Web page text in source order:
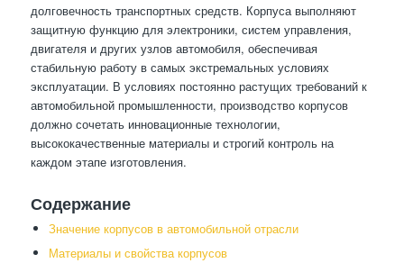
долговечность транспортных средств. Корпуса выполняют
защитную функцию для электроники, систем управления,
двигателя и других узлов автомобиля, обеспечивая
стабильную работу в самых экстремальных условиях
эксплуатации. В условиях постоянно растущих требований к
автомобильной промышленности, производство корпусов
должно сочетать инновационные технологии,
высококачественные материалы и строгий контроль на
каждом этапе изготовления.
Содержание
Значение корпусов в автомобильной отрасли
Материалы и свойства корпусов